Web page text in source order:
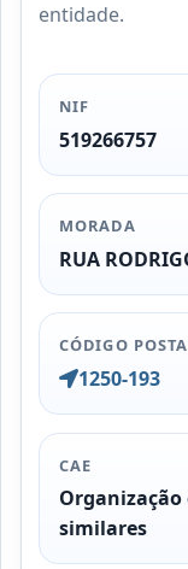
entidade.
NIF
519266757
MORADA
RUA
CÓDIGO
1250-193
CAE
Organização
similares